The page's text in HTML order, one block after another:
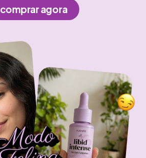
comprar agora